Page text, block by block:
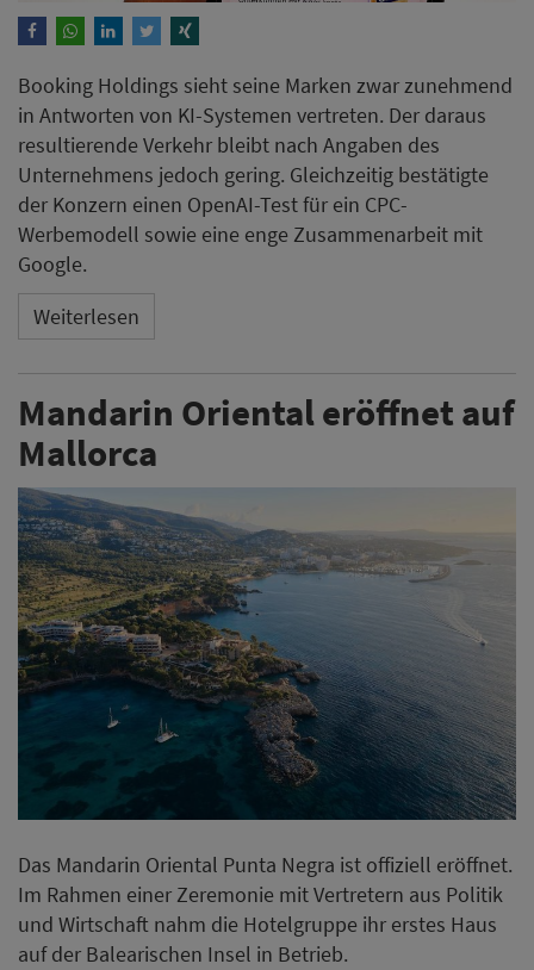
Booking Holdings sieht seine Marken zwar zunehmend
in Antworten von KI-Systemen vertreten. Der daraus
resultierende Verkehr bleibt nach Angaben des
Unternehmens jedoch gering. Gleichzeitig bestätigte
der Konzern einen OpenAI-Test für ein CPC-
Werbemodell sowie eine enge Zusammenarbeit mit
Google.
Weiterlesen
Mandarin Oriental eröffnet auf
Mallorca
Das Mandarin Oriental Punta Negra ist offiziell eröffnet.
Im Rahmen einer Zeremonie mit Vertretern aus Politik
und Wirtschaft nahm die Hotelgruppe ihr erstes Haus
auf der Balearischen Insel in Betrieb.